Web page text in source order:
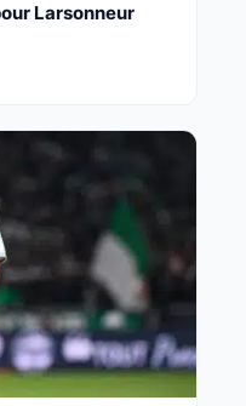
Larsonneur